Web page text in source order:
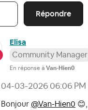
Répondre
Elisa
Community Manager
En réponse à Van-Hien0
‎04-03-2026 06:06 PM
Bonjour @Van-Hien0 😊